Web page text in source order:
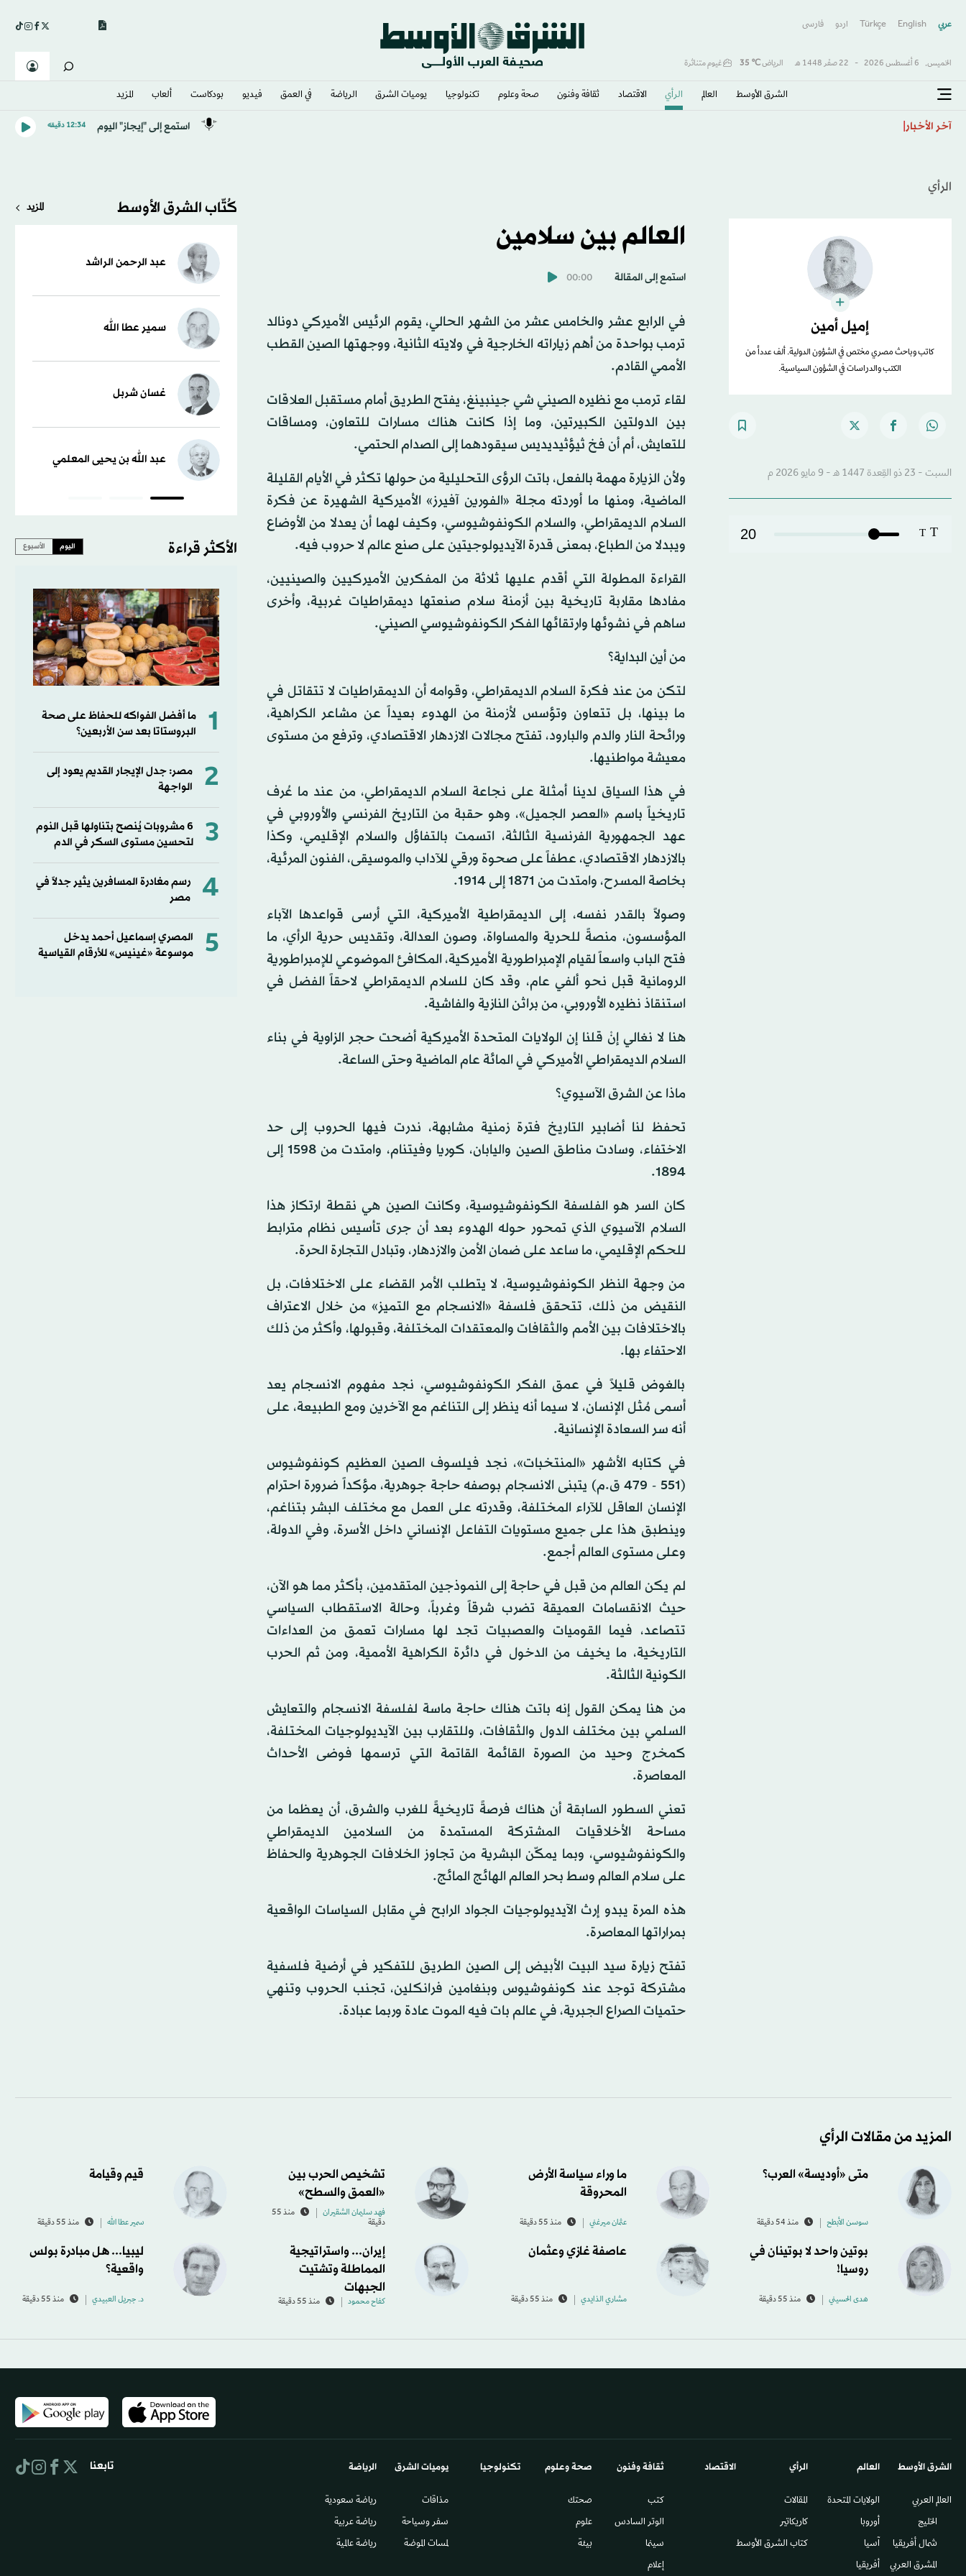
عربي English
Türkçe اردو فارسى
الخميس, 6 أغسطس 2026 - 22 صفَر 1448 هـ الرياض℃
35 غيوم متناثرة
الشرق الأوسط​ العالم الرأي الاقتصاد ثقافة وفنون صحة وعلوم تكنولوجيا يوميات الشرق​ الرياضة في العمق فيديو بودكاست ألعاب المزيد
آخر الأخبار استمع إلى "إيجاز" اليوم 12:34 دقيقه
الرأي
إميل أمين
كاتب وباحث مصري مختص في الشؤون الدولية. ألف عدداً من
الكتب والدراسات في الشؤون السياسية.
السبت - 23 ذو القِعدة 1447 هـ - 9 مايو 2026 م
T
T
20
العالم بين سلامين
استمع إلى المقالة 00:00
في الرابع عشر والخامس عشر من الشهر الحالي، يقوم الرئيس الأميركي دونالد
ترمب بواحدة من أهم زياراته الخارجية في ولايته الثانية، ووجهتها الصين القطب
الأممي القادم.
لقاء ترمب مع نظيره الصيني شي جينبينغ، يفتح الطريق أمام مستقبل العلاقات
بين الدولتين الكبيرتين، وما إذا كانت هناك مسارات للتعاون، ومساقات
للتعايش، أم أن فخ ثيؤثيديديس سيقودهما إلى الصدام الحتمي.
ولأن الزيارة مهمة بالفعل، باتت الرؤى التحليلية من حولها تكثر في الأيام القليلة
الماضية، ومنها ما أوردته مجلة «الفورين آفيرز» الأميركية الشهيرة عن فكرة
السلام الديمقراطي، والسلام الكونفوشيوسي، وكيف لهما أن يعدلا من الأوضاع
ويبدلا من الطباع، بمعنى قدرة الآيديولوجيتين على صنع عالم لا حروب فيه.
القراءة المطولة التي أقدم عليها ثلاثة من المفكرين الأميركيين والصينيين،
مفادها مقاربة تاريخية بين أزمنة سلام صنعتها ديمقراطيات غربية، وأخرى
ساهم في نشوئها وارتقائها الفكر الكونفوشيوسي الصيني.
من أين البداية؟
لتكن من عند فكرة السلام الديمقراطي، وقوامه أن الديمقراطيات لا تتقاتل في
ما بينها، بل تتعاون وتؤسس لأزمنة من الهدوء بعيداً عن مشاعر الكراهية،
ورائحة النار والدم والبارود، تفتح مجالات الازدهار الاقتصادي، وترفع من مستوى
معيشة مواطنيها.
في هذا السياق لدينا أمثلة على نجاعة السلام الديمقراطي، من عند ما عُرف
تاريخياً باسم «العصر الجميل»، وهو حقبة من التاريخ الفرنسي والأوروبي في
عهد الجمهورية الفرنسية الثالثة، اتسمت بالتفاؤل والسلام الإقليمي، وكذا
بالازدهار الاقتصادي، عطفاً على صحوة ورقي للآداب والموسيقى، الفنون المرئية،
بخاصة المسرح، وامتدت من 1871 إلى 1914.
وصولاً بالقدر نفسه، إلى الديمقراطية الأميركية، التي أرسى قواعدها الآباء
المؤسسون، منصةً للحرية والمساواة، وصون العدالة، وتقديس حرية الرأي، ما
فتح الباب واسعاً لقيام الإمبراطورية الأميركية، المكافئ الموضوعي للإمبراطورية
الرومانية قبل نحو ألفي عام، وقد كان للسلام الديمقراطي لاحقاً الفضل في
استنقاذ نظيره الأوروبي، من براثن النازية والفاشية.
هنا لا نغالي إنْ قلنا إن الولايات المتحدة الأميركية أضحت حجر الزاوية في بناء
السلام الديمقراطي الأميركي في المائة عام الماضية وحتى الساعة.
ماذا عن الشرق الآسيوي؟
تحفظ لنا أضابير التاريخ فترة زمنية مشابهة، ندرت فيها الحروب إلى حد
الاختفاء، وسادت مناطق الصين واليابان، كوريا وفيتنام، وامتدت من 1598 إلى
1894.
كان السر هو الفلسفة الكونفوشيوسية، وكانت الصين هي نقطة ارتكاز هذا
السلام الآسيوي الذي تمحور حوله الهدوء بعد أن جرى تأسيس نظام مترابط
للحكم الإقليمي، ما ساعد على ضمان الأمن والازدهار، وتبادل التجارة الحرة.
من وجهة النظر الكونفوشيوسية، لا يتطلب الأمر القضاء على الاختلافات، بل
النقيض من ذلك، تتحقق فلسفة «الانسجام مع التميز» من خلال الاعتراف
بالاختلافات بين الأمم والثقافات والمعتقدات المختلفة، وقبولها، وأكثر من ذلك
الاحتفاء بها.
بالغوض قليلاً في عمق الفكر الكونفوشيوسي، نجد مفهوم الانسجام يعد
أسمى مُثل الإنسان، لا سيما أنه ينظر إلى التناغم مع الآخرين ومع الطبيعة، على
أنه سر السعادة الإنسانية.
في كتابه الأشهر «المنتخبات»، نجد فيلسوف الصين العظيم كونفوشيوس
(551 - 479 ق.م) يتبنى الانسجام بوصفه حاجة جوهرية، مؤكداً ضرورة احترام
الإنسان العاقل للآراء المختلفة، وقدرته على العمل مع مختلف البشر بتناغم،
وينطبق هذا على جميع مستويات التفاعل الإنساني داخل الأسرة، وفي الدولة،
وعلى مستوى العالم أجمع.
لم يكن العالم من قبل في حاجة إلى النموذجين المتقدمين، بأكثر مما هو الآن،
حيث الانقسامات العميقة تضرب شرقاً وغرباً، وحالة الاستقطاب السياسي
تتصاعد، فيما القوميات والعصبيات تجد لها مسارات تعمق من العداءات
التاريخية، ما يخيف من الدخول في دائرة الكراهية الأممية، ومن ثم الحرب
الكونية الثالثة.
من هنا يمكن القول إنه باتت هناك حاجة ماسة لفلسفة الانسجام والتعايش
السلمي بين مختلف الدول والثقافات، وللتقارب بين الآيديولوجيات المختلفة،
كمخرج وحيد من الصورة القائمة القاتمة التي ترسمها فوضى الأحداث
المعاصرة.
تعني السطور السابقة أن هناك فرصةً تاريخيةً للغرب والشرق، أن يعظما من
مساحة الأخلاقيات المشتركة المستمدة من السلامين الديمقراطي
والكونفوشيوسي، وبما يمكّن البشرية من تجاوز الخلافات الجوهرية والحفاظ
على سلام العالم وسط بحر العالم الهائج المائج.
هذه المرة يبدو إرث الآيديولوجيات الجواد الرابح في مقابل السياسات الواقعية
بمراراتها المعاصرة.
تفتح زيارة سيد البيت الأبيض إلى الصين الطريق للتفكير في أرضية فلسفية
مشتركة توجد عند كونفوشيوس وبنغامين فرانكلين، تجنب الحروب وتنهي
حتميات الصراع الجبرية، في عالم بات فيه الموت عادة وربما عبادة.
كُتّاب الشرق الأوسط المزيد
عبد الرحمن الراشد
سمير عطا الله
غسان شربل
عبد الله بن يحيى المعلمي
الأكثر قراءة اليوم الأسبوع
1
ما أفضل الفواكه للحفاظ على صحة
البروستاتا بعد سن الأربعين؟
2
مصر: جدل الإيجار القديم يعود إلى
الواجهة
3
6 مشروبات يُنصح بتناولها قبل النوم
لتحسين مستوى السكر في الدم
4
رسم مغادرة المسافرين يثير جدلاً في
مصر
5
المصري إسماعيل أحمد يدخل
موسوعة «غينيس» للأرقام القياسية
المزيد من مقالات الرأي
متى «أوديسة» العرب؟
سوسن الأبطح منذ 54 دقيقة
ما وراء سياسة الأرض
المحروقة
عثمان ميرغني منذ 55 دقيقة
تشخيص الحرب بين
«العمق والسطح»
فهد سليمان الشقيران
منذ 55
دقيقة
قيم وقيامة
سمير عطا الله منذ 55 دقيقة
بوتين واحد لا بوتينان في
روسيا!
هدى الحسيني منذ 55 دقيقة
عاصفة غازي وعثمان
مشاري الذايدي منذ 55 دقيقة
إيران... واستراتيجية
المماطلة وتشتيت
الجبهات
كفاح محمود منذ 55 دقيقة
ليبيا... هل مبادرة بولس
واقعية؟
د. جبريل العبيدي منذ 55 دقيقة
الشرق الأوسط​
العالم العربي
الخليج
شمال أفريقيا
المشرق العربي
العالم
الولايات المتحدة
أوروبا
آسيا
أفريقيا
الرأي
المقالات
كاريكاتير
كتاب الشرق الأوسط
الاقتصاد ثقافة وفنون
كتب
الوتر السادس​
سينما
إعلام
صحة وعلوم
صحتك
علوم
بيئة
تكنولوجيا يوميات الشرق​
مذاقات
سفر وسياحة
لمسات الموضة
الرياضة
رياضة سعودية
رياضة عربية
رياضة عالمية
تابعنا